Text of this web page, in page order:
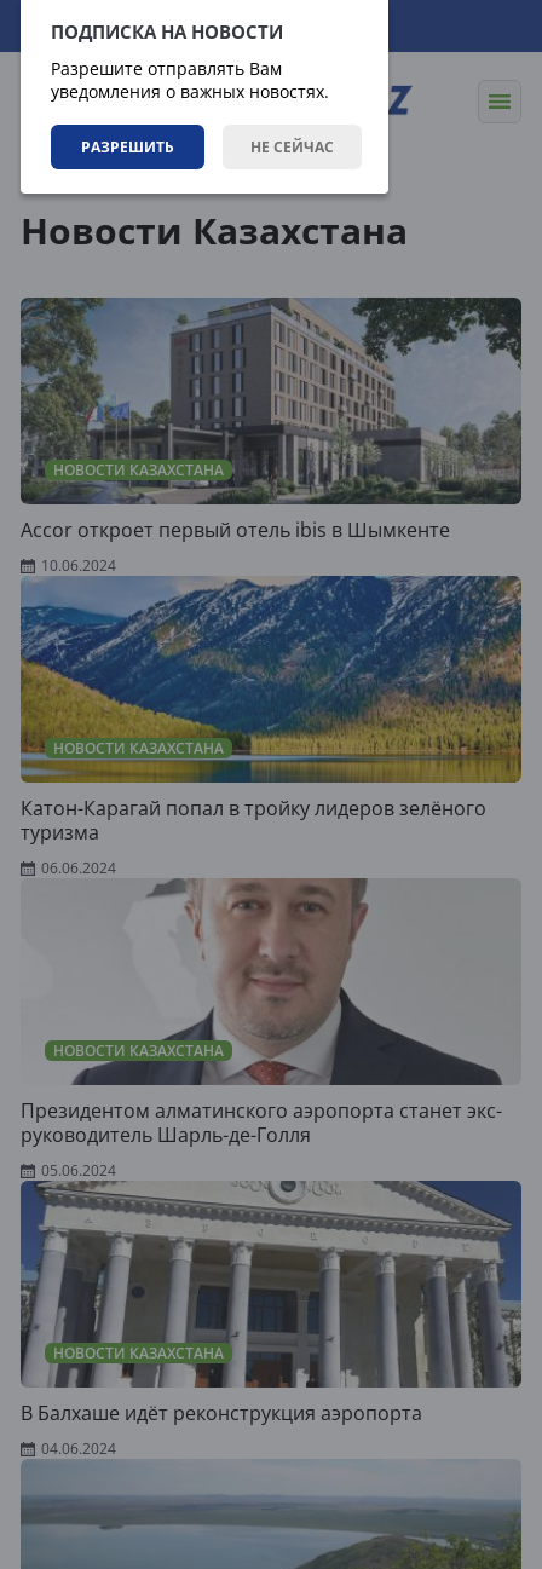
ПОДПИСКА НА НОВОСТИ
Разрешите отправлять Вам
уведомления о важных новостях.
РАЗРЕШИТЬ НЕ СЕЙЧАС
06.08.2026 17:59:42
Новости Казахстана
НОВОСТИ КАЗАХСТАНА
Accor откроет первый отель ibis в Шымкенте
10.06.2024
НОВОСТИ КАЗАХСТАНА
Катон-Карагай попал в тройку лидеров зелёного
туризма
06.06.2024
НОВОСТИ КАЗАХСТАНА
Президентом алматинского аэропорта станет экс-
руководитель Шарль-де-Голля
05.06.2024
НОВОСТИ КАЗАХСТАНА
В Балхаше идёт реконструкция аэропорта
04.06.2024